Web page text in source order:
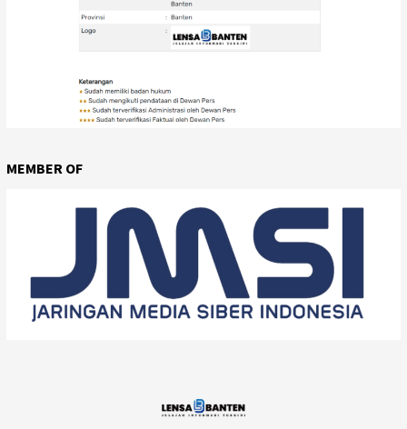
MEMBER OF